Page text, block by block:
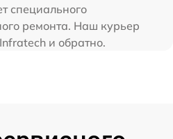
специального
ремонта. Наш курьер
и обратно.